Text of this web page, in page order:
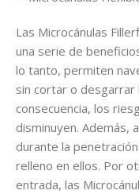
Las Microcánulas
una serie de
lo tanto, permiten
sin cortar o desgarrar
consecuencia, los
disminuyen. Además,
durante la
relleno en ellos. Por
entrada, las